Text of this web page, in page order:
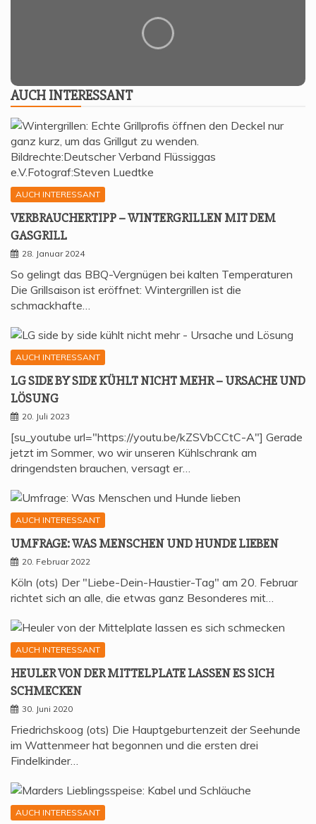
AUCH INTER­ES­SANT
AUCH INTERESSANT
VER­BRAU­CHER­TIPP – WIN­TER­GRIL­LEN MIT DEM
GASGRILL
28. Januar 2024
So gelingt das BBQ-Vergnügen bei kalten Temperaturen
Die Grillsaison ist eröffnet: Wintergrillen ist die
schmackhafte…
AUCH INTERESSANT
LG SIDE BY SIDE KÜHLT NICHT MEHR – URSA­CHE UND
LÖSUNG
20. Juli 2023
[su_youtube url="https://youtu.be/kZSVbCCtC-A"] Gerade
jetzt im Sommer, wo wir unseren Kühlschrank am
dringendsten brauchen, versagt er…
AUCH INTERESSANT
UMFRA­GE: WAS MEN­SCHEN UND HUN­DE LIEBEN
20. Februar 2022
Köln (ots) Der "Liebe-Dein-Haustier-Tag" am 20. Februar
richtet sich an alle, die etwas ganz Besonderes mit…
AUCH INTERESSANT
HEU­LER VON DER MIT­TEL­P­LA­TE LAS­SEN ES SICH
SCHMECKEN
30. Juni 2020
Friedrichskoog (ots) Die Hauptgeburtenzeit der Seehunde
im Wattenmeer hat begonnen und die ersten drei
Findelkinder…
AUCH INTERESSANT